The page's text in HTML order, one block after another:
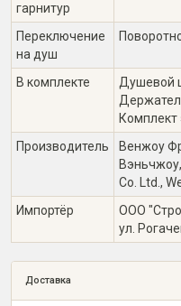
гарнитур
Переключение
на душ
В комплекте
Душевой
Комплект
Производитель
Венжоу
Co. Ltd.,
Импортёр
ООО
ул.
Доставка